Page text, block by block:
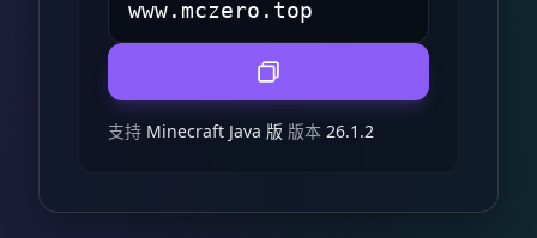
支持 Minecraft Java 版 版本 26.1.2